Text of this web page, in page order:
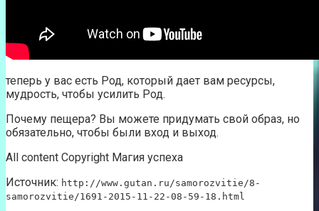
теперь у вас есть Род, который дает вам ресурсы,
мудрость, чтобы усилить Род.
Почему пещера? Вы можете придумать свой образ, но
обязательно, чтобы были вход и выход.
All content Copyright Магия успеха
Источник: http://www.gutan.ru/samorozvitie/8-
samorozvitie/1691-2015-11-22-08-59-18.html